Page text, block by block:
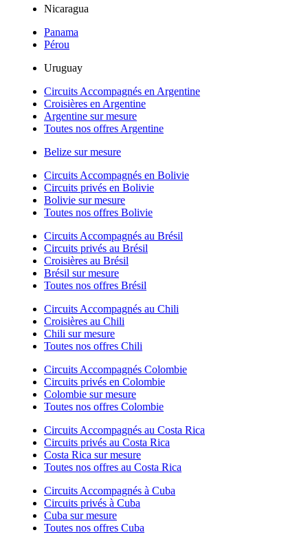
Nicaragua
Panama
Pérou
Uruguay
Circuits Accompagnés en Argentine
Croisières en Argentine
Argentine sur mesure
Toutes nos offres Argentine
Belize sur mesure
Circuits Accompagnés en Bolivie
Circuits privés en Bolivie
Bolivie sur mesure
Toutes nos offres Bolivie
Circuits Accompagnés au Brésil
Circuits privés au Brésil
Croisières au Brésil
Brésil sur mesure
Toutes nos offres Brésil
Circuits Accompagnés au Chili
Croisières au Chili
Chili sur mesure
Toutes nos offres Chili
Circuits Accompagnés Colombie
Circuits privés en Colombie
Colombie sur mesure
Toutes nos offres Colombie
Circuits Accompagnés au Costa Rica
Circuits privés au Costa Rica
Costa Rica sur mesure
Toutes nos offres au Costa Rica
Circuits Accompagnés à Cuba
Circuits privés à Cuba
Cuba sur mesure
Toutes nos offres Cuba